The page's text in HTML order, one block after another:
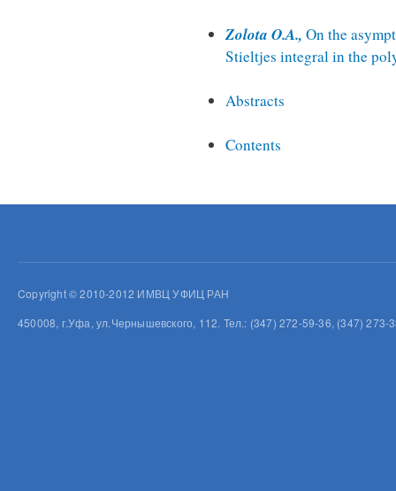
Zolota O.A., On the
Stieltjes integral in the
Abstracts
Contents
Copyright © 2010-2012 ИМВЦ УФИЦ РАН
450008, г.Уфа, ул.Чернышевского, 112. Тел.: (347) 272-59-36, (347)